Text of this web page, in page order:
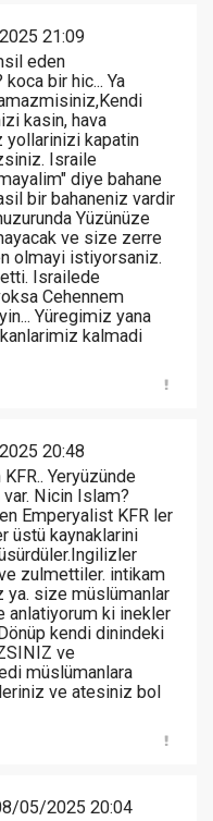
21:09
eden
bir hic... Ya
kasin, hava
yollarinizi kapatin
Israile
diye bahane
bir bahaneniz vardir
Yüzünüze
ve size zerre
olmayi istiyorsaniz.
Israilede
Cehennem
Yüregimiz yana
kalmadi
20:48
Yeryüzünde
Nicin Islam?
Emperyalist KFR ler
üstü kaynaklarini
zulmettiler. intikam
ya. size müslümanlar
anlatiyorum ki inekler
kendi dinindeki
ve
müslümanlara
ve atesiniz bol
05/2025 20:04